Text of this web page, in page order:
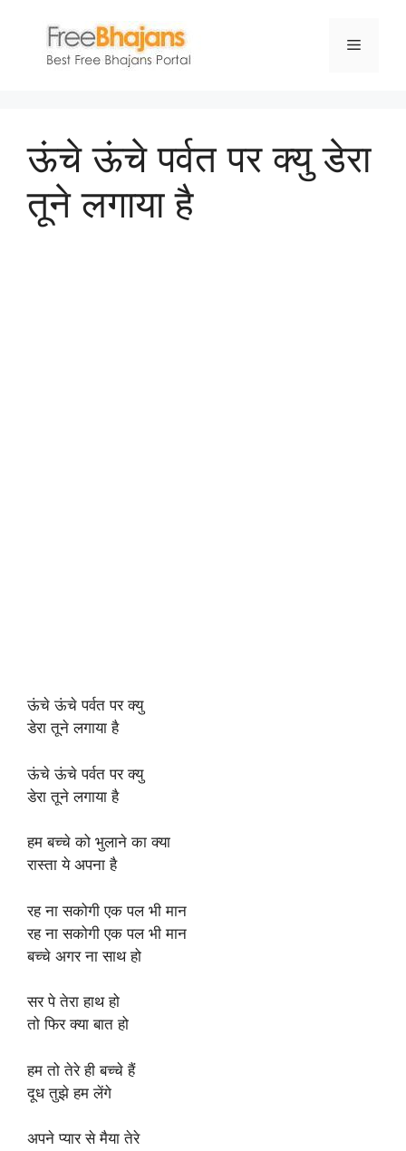
content
Menu
ऊंचे ऊंचे पर्वत पर क्यु डेरा
तूने लगाया है
ऊंचे ऊंचे पर्वत पर क्यु
डेरा तूने लगाया है
ऊंचे ऊंचे पर्वत पर क्यु
डेरा तूने लगाया है
हम बच्चे को भुलाने का क्या
रास्ता ये अपना है
रह ना सकोगी एक पल भी मान
रह ना सकोगी एक पल भी मान
बच्चे अगर ना साथ हो
सर पे तेरा हाथ हो
तो फिर क्या बात हो
हम तो तेरे ही बच्चे हैं
दूध तुझे हम लेंगे
अपने प्यार से मैया तेरे